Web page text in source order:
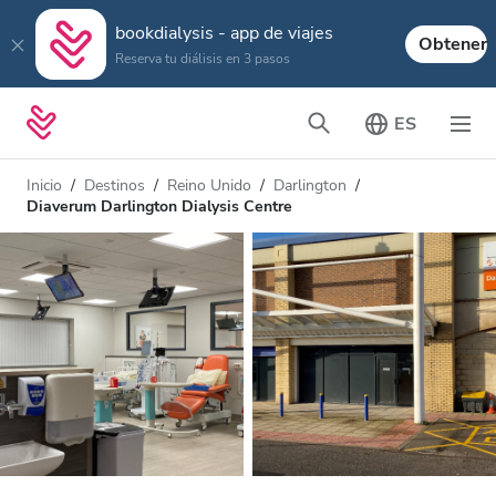
bookdialysis - app de viajes
Reserva tu diálisis en 3 pasos
Obtener
ES
Inicio Destinos Reino Unido
Darlington
Diaverum Darlington Dialysis Centre